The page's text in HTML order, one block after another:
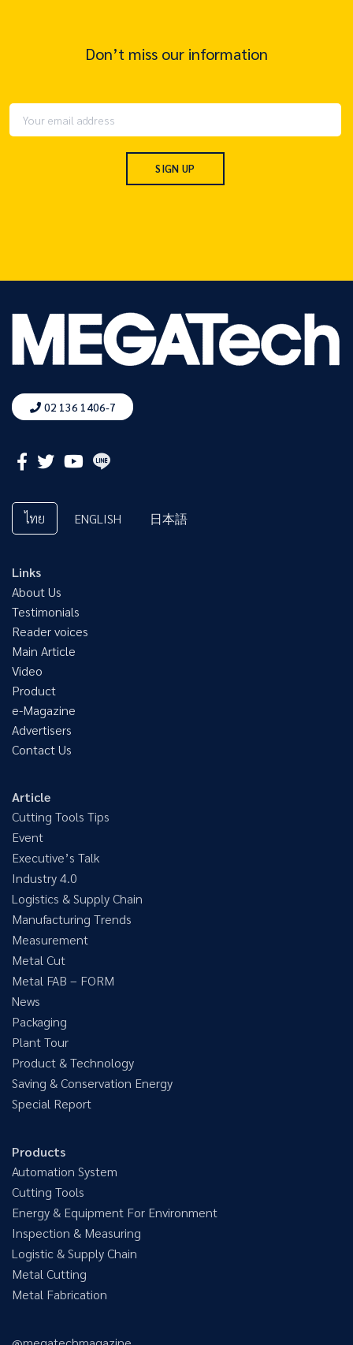
Don’t miss our information
02 136 1406-7
ไทย ENGLISH 日本語
Links
About Us
Testimonials
Reader voices
Main Article
Video
Product
e-Magazine
Advertisers
Contact Us
Article
Cutting Tools Tips
Event
Executive’s Talk
Industry 4.0
Logistics & Supply Chain
Manufacturing Trends
Measurement
Metal Cut
Metal FAB – FORM
News
Packaging
Plant Tour
Product & Technology
Saving & Conservation Energy
Special Report
Products
Automation System
Cutting Tools
Energy & Equipment For Environment
Inspection & Measuring
Logistic & Supply Chain
Metal Cutting
Metal Fabrication